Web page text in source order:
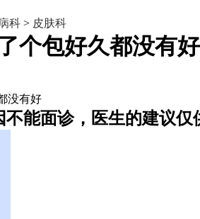
科 > 皮肤科
个包好久都没有好
没有好
不能面诊，医生的建议仅